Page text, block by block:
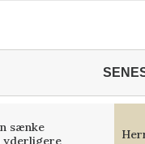
sænke
yderligere